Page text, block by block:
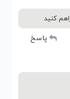
کنید
پاسخ